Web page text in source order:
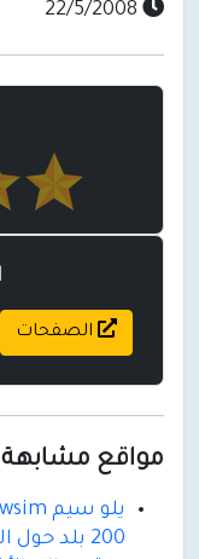
الصفحات
مواقع مشابهة
200 بلد حول العالم